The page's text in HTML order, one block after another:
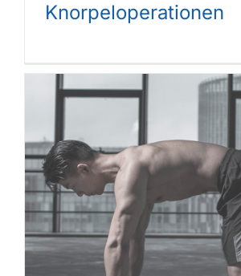
Knorpeloperationen